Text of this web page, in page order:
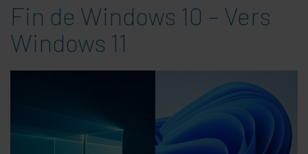
Fin de Windows 10 – Vers
Windows 11